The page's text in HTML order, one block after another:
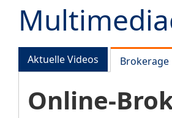
Aktuelle Videos Brokerage
Online-